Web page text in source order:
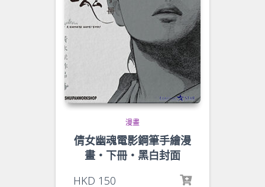
漫畫
倩女幽魂電影鋼筆手繪漫
畫‧下冊‧黑白封面
HKD 150